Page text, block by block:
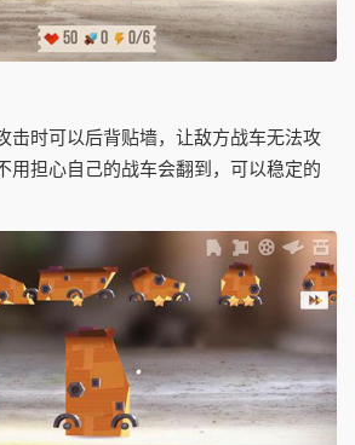
击时可以后背贴墙，让敌方战车无法攻
用担心自己的战车会翻到，可以稳定的